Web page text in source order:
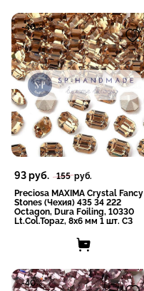
93руб. 155руб.
Preciosa MAXIMA Crystal Fancy
Stones (Чехия) 435 34 222
Octagon, Dura Foiling, 10330
Lt.Col.Topaz, 8x6 мм 1 шт. СЗ
-40%
-40%